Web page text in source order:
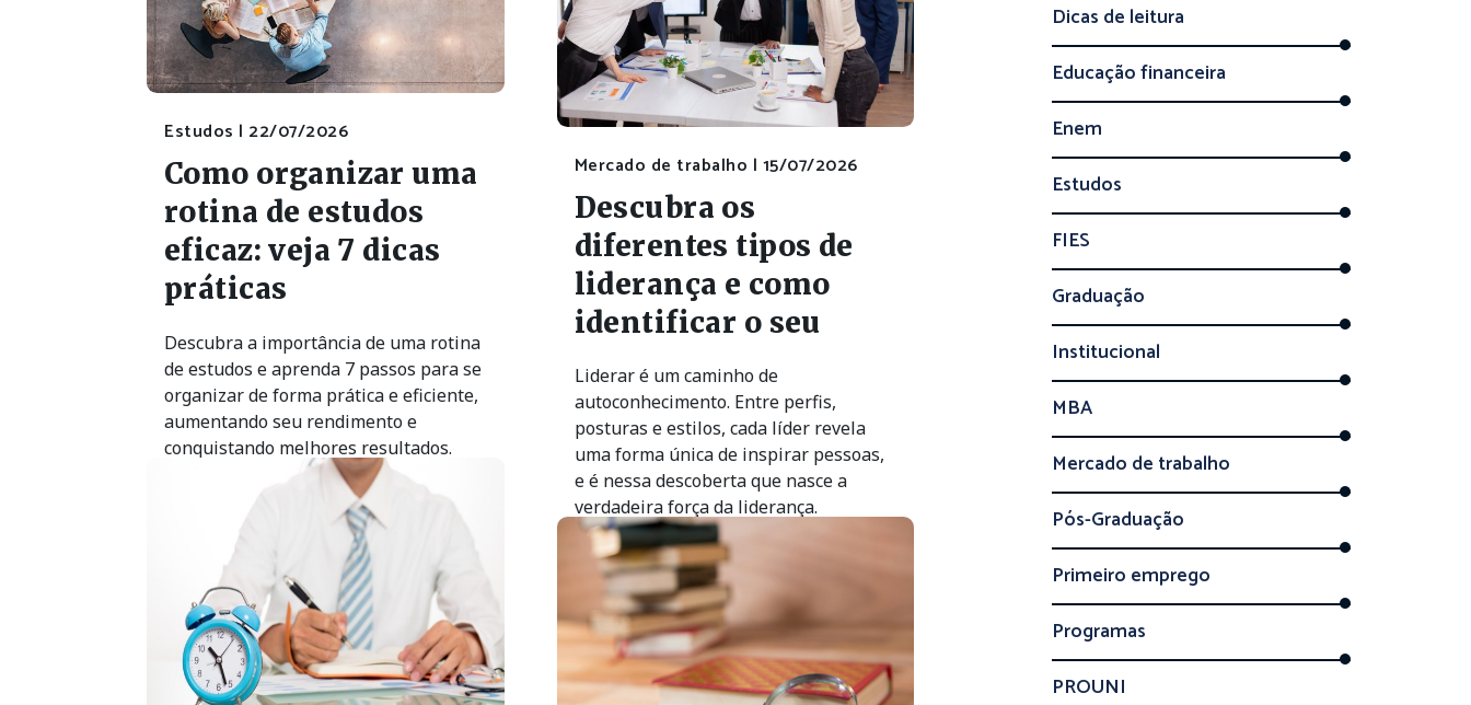
Estudos | 22/07/2026
Como organizar uma
rotina de estudos
eficaz: veja 7 dicas
práticas
Descubra a importância de uma rotina
de estudos e aprenda 7 passos para se
organizar de forma prática e eficiente,
aumentando seu rendimento e
conquistando melhores resultados.
Mercado de trabalho | 15/07/2026
Descubra os
diferentes tipos de
liderança e como
identificar o seu
Liderar é um caminho de
autoconhecimento. Entre perfis,
posturas e estilos, cada líder revela
uma forma única de inspirar pessoas,
e é nessa descoberta que nasce a
verdadeira força da liderança.
Dicas de leitura
Educação financeira
Enem
Estudos
FIES
Graduação
Institucional
MBA
Mercado de trabalho
Pós-Graduação
Primeiro emprego
Programas
PROUNI